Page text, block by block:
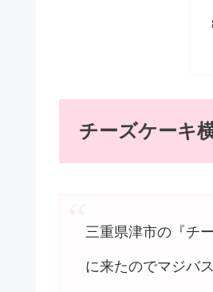
チーズケーキ
三重県津市の『チ
に来たのでマジバ